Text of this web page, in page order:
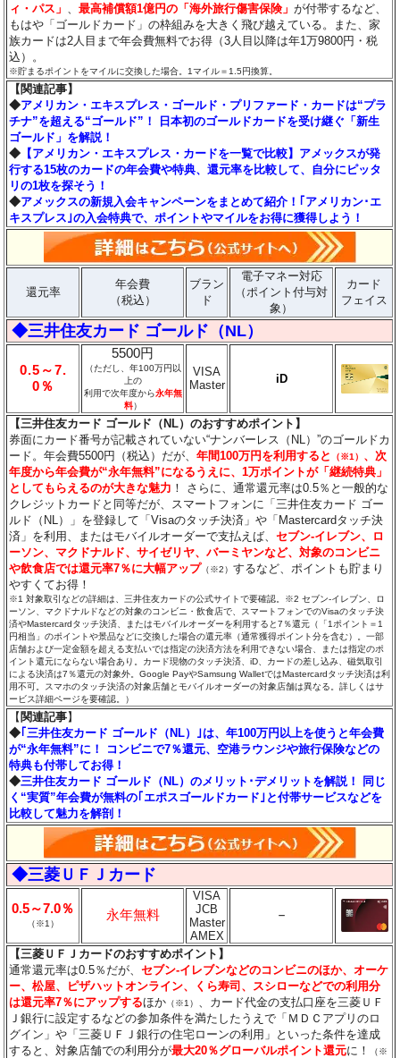
ィ・パス」
、最高補償額1億円の「海外旅行傷害保険」が付帯するなど、
もはや「ゴールドカード」の枠組みを大きく飛び越えている。また、家
族カードは2人目まで年会費無料でお得（3人目以降は年1万9800円・税
込）。
※貯まるポイントをマイルに交換した場合。1マイル＝1.5円換算。
【関連記事】
◆アメリカン・エキスプレス・ゴールド・プリファード・カードは“プラ
チナ”を超える“ゴールド”！ 日本初のゴールドカードを受け継ぐ「新生
ゴールド」を解説！
◆ 【アメリカン・エキスプレス・カードを一覧で比較】アメックスが発
行する15枚のカードの年会費や特典、還元率を比較して、自分にピッタ
リの1枚を探そう！
◆アメックスの新規入会キャンペーンをまとめて紹介！｢アメリカン･エ
キスプレス｣の入会特典で、ポイントやマイルをお得に獲得しよう！
還元率
年会費
（税込）
ブラン
ド
電子マネー対応
（ポイント付与対
象）
カード
フェイス
◆三井住友カード ゴールド（NL）
0.5～7.
0％
5500円
（ただし、年100万円以
上の
利用で次年度から永年無
料）
VISA
Master
iD
【三井住友カード ゴールド（NL）のおすすめポイント】
券面にカード番号が記載されていない“ナンバーレス（NL）”のゴールドカ
ード。年会費5500円（税込）だが、年間100万円を利用すると （※1） 、次
年度から年会費が“永年無料”になるうえに、1万ポイントが「継続特典」
としてもらえるのが大きな魅力 ！ さらに、通常還元率は0.5％と一般的な
クレジットカードと同等だが、スマートフォンに「三井住友カード ゴー
ルド（NL）」を登録して「Visaのタッチ決済」や「Mastercardタッチ決
済」を利用、またはモバイルオーダーで支払えば、セブン‐イレブン、ロ
ーソン、マクドナルド、サイゼリヤ、バーミヤンなど、対象のコンビニ
や飲食店では還元率7％に大幅アップ （※2）するなど、ポイントも貯まり
やすくてお得！
※1 対象取引などの詳細は、三井住友カードの公式サイトで要確認。※2 セブン‐イレブン、ロ
ーソン、マクドナルドなどの対象のコンビニ・飲食店で、スマートフォンでのVisaのタッチ決
済やMastercardタッチ決済、またはモバイルオーダーを利用すると7％還元（「1ポイント＝1
円相当」のポイントや景品などに交換した場合の還元率（通常獲得ポイント分を含む）。一部
店舗および一定金額を超える支払いでは指定の決済方法を利用できない場合、または指定のポ
イント還元にならない場合あり。カード現物のタッチ決済、iD、カードの差し込み、磁気取引
による決済は7％還元の対象外。Google PayやSamsung WalletではMastercardタッチ決済は利
用不可。スマホのタッチ決済の対象店舗とモバイルオーダーの対象店舗は異なる。詳しくはサ
ービス詳細ページを要確認。）
【関連記事】
◆ ｢三井住友カード ゴールド（NL）｣は、年100万円以上を使うと年会費
が“永年無料”に！ コンビニで7％還元、空港ラウンジや旅行保険などの
特典も付帯してお得！
◆三井住友カード ゴールド（NL）のメリット･デメリットを解説！ 同じ
く“実質”年会費が無料の｢エポスゴールドカード｣と付帯サービスなどを
比較して魅力を解剖！
◆三菱ＵＦＪカード
0.5～7.0％
（※1）
永年無料
VISA
JCB
Master
AMEX
－
【三菱ＵＦＪカードのおすすめポイント】
通常還元率は0.5％だが、セブン‐イレブンなどのコンビニのほか、オーケ
ー、松屋、ピザハットオンライン、くら寿司、スシローなどでの利用分
は還元率7％にアップするほか （※1）
、カード代金の支払口座を三菱ＵＦ
Ｊ銀行に設定するなどの参加条件を満たしたうえで「ＭＤＣアプリのロ
グイン」や「三菱ＵＦＪ銀行の住宅ローンの利用」といった条件を達成
すると、対象店舗での利用分が最大20％グローバルポイント還元に！
（※